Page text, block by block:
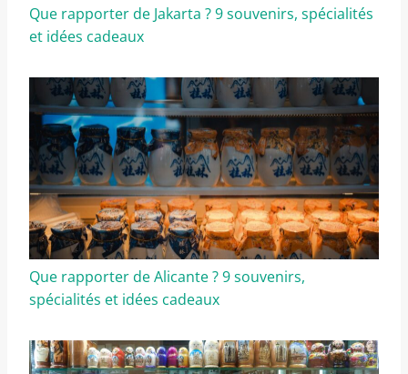
Que rapporter de Jakarta ? 9 souvenirs, spécialités
et idées cadeaux
Que rapporter de Alicante ? 9 souvenirs,
spécialités et idées cadeaux